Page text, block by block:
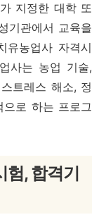
지정한 대학 또
기관에서 교육을
유농업사 자격시
사는 농업 기술,
트레스 해소, 정
로 하는 프로그
, 합격기